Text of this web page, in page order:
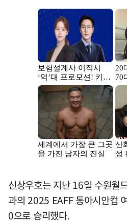
신상우호는 지난 16일 수원월
과의 2025 EAFF 동아시안컵
0으로 승리했다.